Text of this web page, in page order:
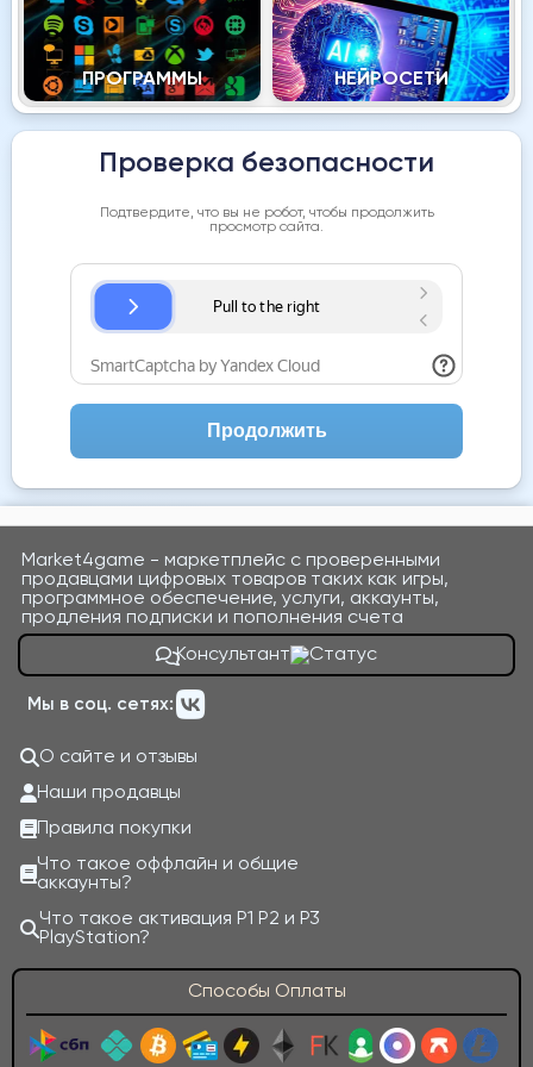
ПРОГРАММЫ НЕЙРОСЕТИ
Проверка безопасности
Подтвердите, что вы не робот, чтобы продолжить
просмотр сайта.
Продолжить
Market4game - маркетплейс с проверенными
продавцами цифровых товаров таких как игры,
программное обеспечение, услуги, аккаунты,
продления подписки и пополнения счета
Консультант
Мы в соц. сетях:
О сайте и отзывы
Наши продавцы
Правила покупки
Что такое оффлайн и общие
аккаунты?
Что такое активация P1 P2 и P3
PlayStation?
Способы Оплаты